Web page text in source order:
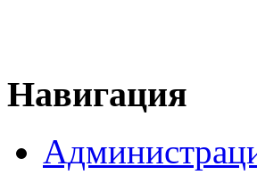
Навигация